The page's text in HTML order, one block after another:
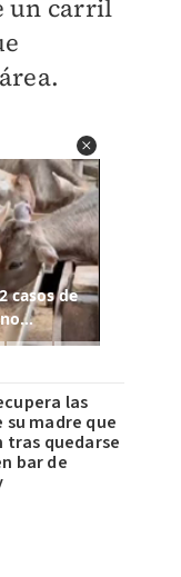
un carril
las
su madre que
tras quedarse
bar de